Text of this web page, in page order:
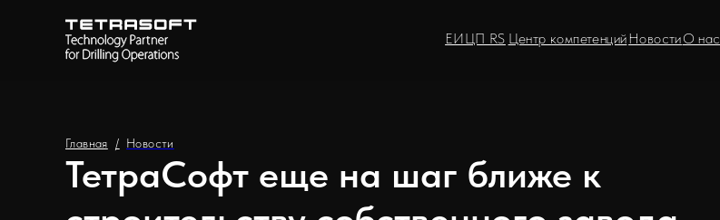
ЕИЦП RS Центр компетенцийНовостиО нас
Главная / Новости
ТетраСофт еще на шаг ближе к